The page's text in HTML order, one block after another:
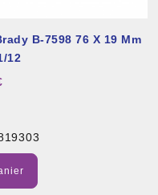
B-7598 76 X 19 Mm
12